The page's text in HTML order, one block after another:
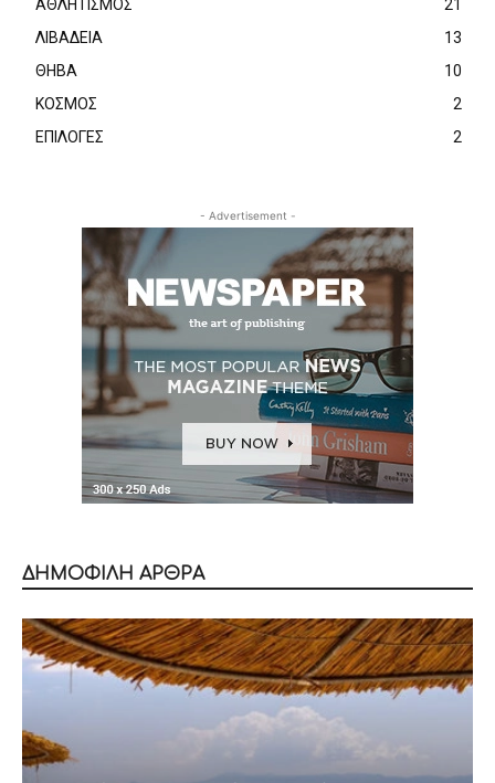
ΑΘΛΗΤΙΣΜΟΣ
21
ΛΙΒΑΔΕΙΑ
13
ΘΗΒΑ
10
ΚΟΣΜΟΣ
2
ΕΠΙΛΟΓΕΣ
2
- Advertisement -
ΔΗΜΟΦΙΛΗ ΑΡΘΡΑ